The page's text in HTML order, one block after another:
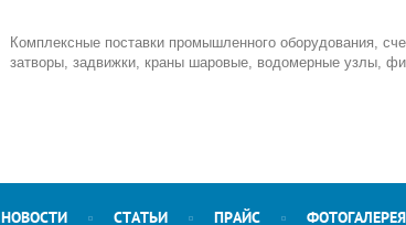
Комплексные поставки промышленного оборудования,
затворы, задвижки, краны шаровые, водомерные узлы,
НОВОСТИ СТАТЬИ ПРАЙС ФОТОГАЛЕРЕЯ